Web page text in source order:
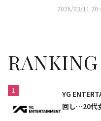
択」パク・チャヌク監督によ
2026/03/11
RANKING
1
YG
回し…20代